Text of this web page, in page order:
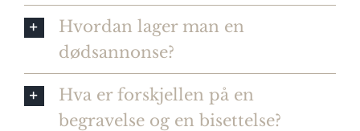
Hvordan lager man en
dødsannonse?
Hva er forskjellen på en
begravelse og en bisettelse?